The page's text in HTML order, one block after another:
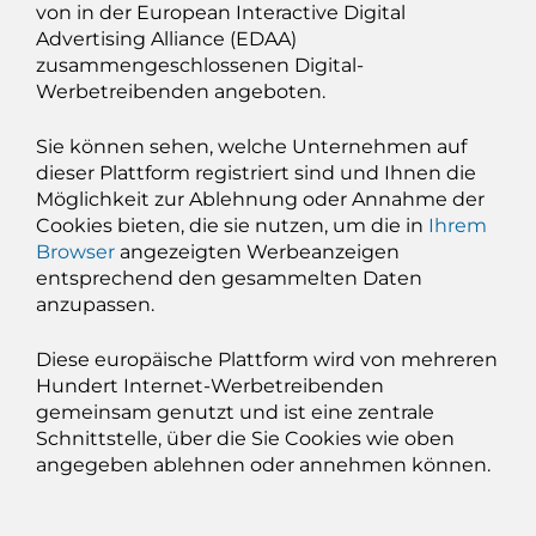
von in der European Interactive Digital
Advertising Alliance (EDAA)
zusammengeschlossenen Digital-
Werbetreibenden angeboten.
Sie können sehen, welche Unternehmen auf
dieser Plattform registriert sind und Ihnen die
Möglichkeit zur Ablehnung oder Annahme der
Cookies bieten, die sie nutzen, um die in Ihrem
Browser angezeigten Werbeanzeigen
entsprechend den gesammelten Daten
anzupassen.
Diese europäische Plattform wird von mehreren
Hundert Internet-Werbetreibenden
gemeinsam genutzt und ist eine zentrale
Schnittstelle, über die Sie Cookies wie oben
angegeben ablehnen oder annehmen können.